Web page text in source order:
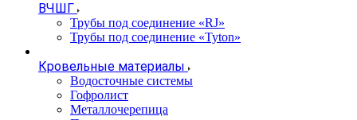
ВЧШГ
Трубы под соединение «RJ»
Трубы под соединение «Tyton»
Кровельные материалы
Водосточные системы
Гофролист
Металлочерепица